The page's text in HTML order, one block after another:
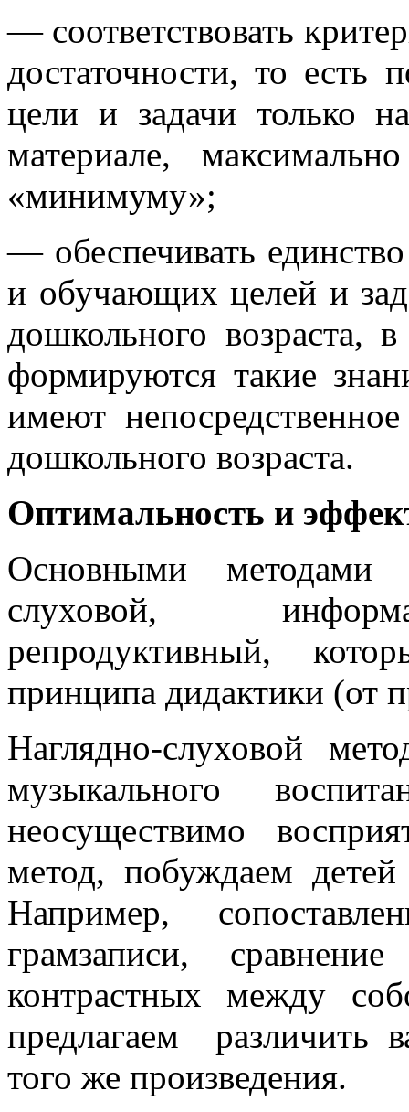
— соответствовать
достаточности, то есть
цели и задачи только
материале,
«минимуму»;
— обеспечивать
и обучающих целей и
дошкольного возраста,
формируются такие
имеют
дошкольного возраста.
Оптимальность и
Основными методами
слуховой,
репродуктивный,
принципа дидактики (от
Наглядно-слуховой
музыкального
неосуществимо
метод, побуждаем
Например,
грамзаписи,
контрастных между
предлагаем различить
того же произведения.